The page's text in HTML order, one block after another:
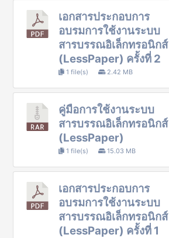
เอกสารประกอบการ
อบรมการใช้งานระบบ
สารบรรณอิเล็กทรอนิกส์
(LessPaper) ครั้งที่ 2
1 file(s) 2.42 MB
คู่มือการใช้งานระบบ
สารบรรณอิเล็กทรอนิกส์
(LessPaper)
1 file(s) 15.03 MB
เอกสารประกอบการ
อบรมการใช้งานระบบ
สารบรรณอิเล็กทรอนิกส์
(LessPaper) ครั้งที่ 1